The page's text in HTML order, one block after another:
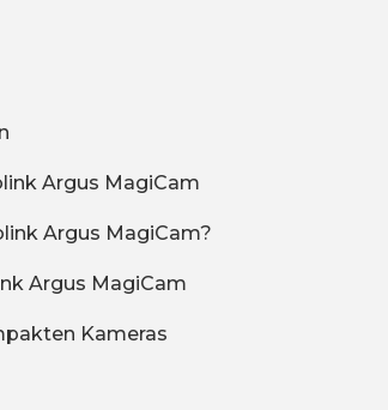
Argus MagiCam
Argus MagiCam?
Argus MagiCam
Kameras